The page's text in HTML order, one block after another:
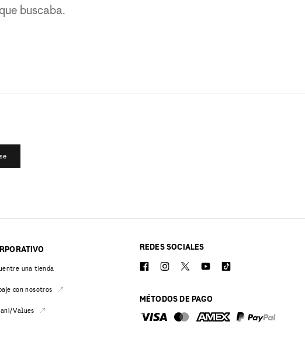
buscaba.
una tienda
con nosotros
Values
REDES SOCIALES
MÉTODOS DE PAGO